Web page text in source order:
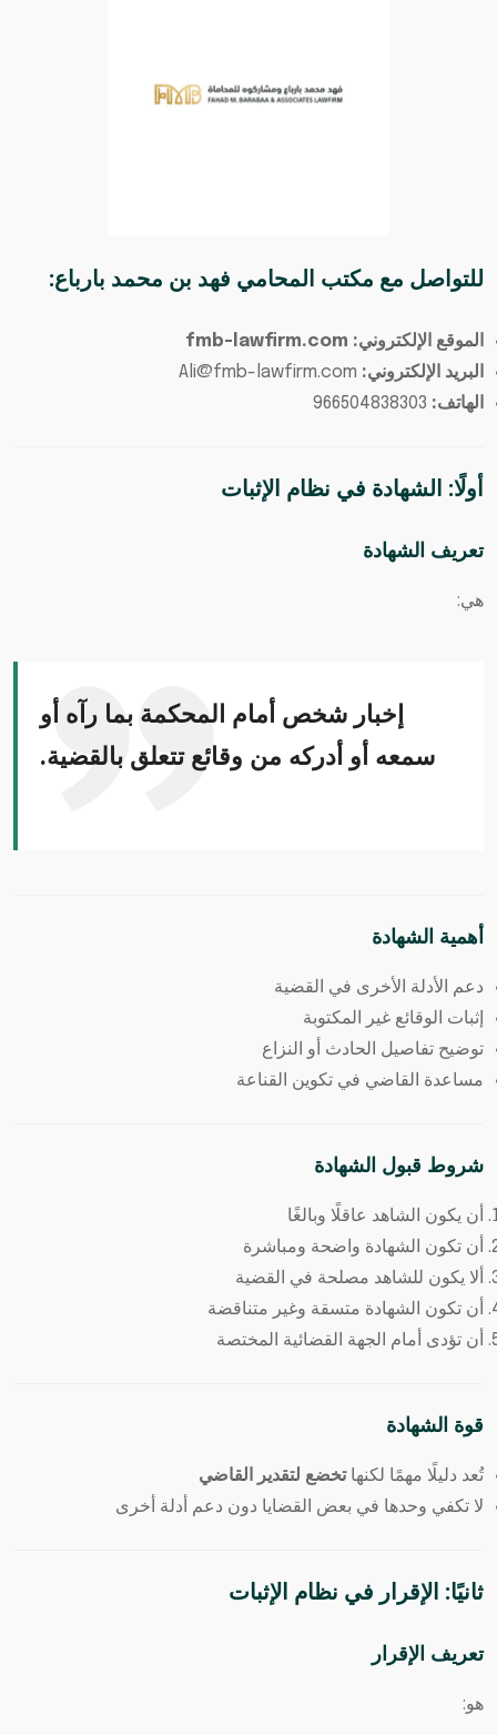
للتواصل مع مكتب المحامي فهد بن محمد بارباع:
الموقع الإلكتروني: fmb-lawfirm.com
البريد الإلكتروني: Ali@fmb-lawfirm.com
الهاتف:
أولًا: الشهادة في نظام الإثبات
تعريف الشهادة
هي:
إخبار شخص أمام المحكمة بما رآه أو
سمعه أو أدركه من وقائع تتعلق بالقضية.
أهمية الشهادة
دعم الأدلة الأخرى في القضية
إثبات الوقائع غير المكتوبة
توضيح تفاصيل الحادث أو النزاع
مساعدة القاضي في تكوين القناعة
شروط قبول الشهادة
أن يكون الشاهد عاقلًا وبالغًا
أن تكون الشهادة واضحة ومباشرة
ألا يكون للشاهد مصلحة في القضية
أن تكون الشهادة متسقة وغير متناقضة
أن تؤدى أمام الجهة القضائية المختصة
قوة الشهادة
تُعد دليلًا مهمًا لكنهاتخضع لتقدير القاضي
لا تكفي وحدها في بعض القضايا دون دعم أدلة أخرى
ثانيًا: الإقرار في نظام الإثبات
تعريف الإقرار
هو: